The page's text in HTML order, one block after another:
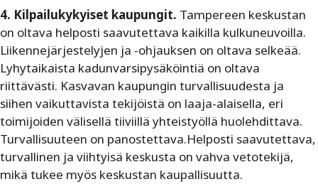
4. Kilpailukykyiset kaupungit. Tampereen keskustan
on oltava helposti saavutettava kaikilla kulkuneuvoilla.
Liikennejärjestelyjen ja -ohjauksen on oltava selkeää.
Lyhytaikaista kadunvarsipysäköintiä on oltava
riittävästi. Kasvavan kaupungin turvallisuudesta ja
siihen vaikuttavista tekijöistä on laaja-alaisella, eri
toimijoiden välisellä tiiviillä yhteistyöllä huolehdittava.
Turvallisuuteen on panostettava.Helposti saavutettava,
turvallinen ja viihtyisä keskusta on vahva vetotekijä,
mikä tukee myös keskustan kaupallisuutta.